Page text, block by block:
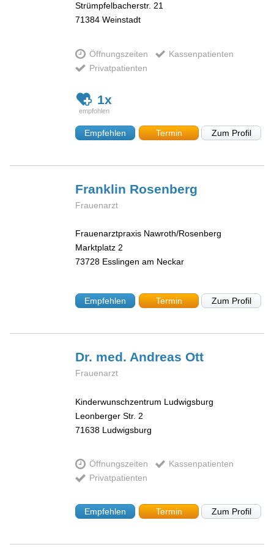
Strümpfelbacherstr. 21
71384 Weinstadt
Öffnungszeiten
Kassenpatienten
Privatpatienten
1x
Empfehlen Termin Zum Profil
Franklin Rosenberg
Frauenarzt
Frauenarztpraxis Nawroth/Rosenberg
Marktplatz 2
73728 Esslingen am Neckar
Empfehlen Termin Zum Profil
Dr. med. Andreas Ott
Frauenarzt
Kinderwunschzentrum Ludwigsburg
Leonberger Str. 2
71638 Ludwigsburg
Öffnungszeiten
Kassenpatienten
Privatpatienten
Empfehlen Termin Zum Profil